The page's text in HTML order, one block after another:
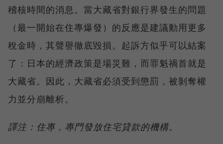
稽核時間的消息。當大藏省對銀行界發生的問題
（最一開始在住專爆發）的反應是建議動用更多
稅金時，其聲譽徹底毀損。起訴方似乎可以結案
了：日本的經濟政策是場災難，而罪魁禍首就是
大藏省。因此，大藏省必須受到懲罰，被剝奪權
力並分崩離析。
譯注：住專，專門發放住宅貸款的機構。